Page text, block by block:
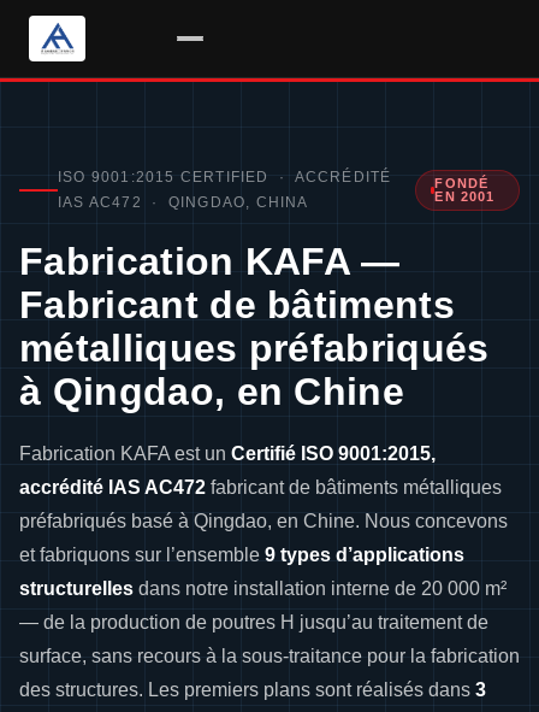
ISO 9001:2015 CERTIFIED · ACCRÉDITÉ
IAS AC472 · QINGDAO, CHINA
FONDÉ
EN 2001
Fabrication KAFA —
Fabricant de bâtiments
métalliques préfabriqués
à Qingdao, en Chine
Fabrication KAFA est un Certifié ISO 9001:2015,
accrédité IAS AC472 fabricant de bâtiments métalliques
préfabriqués basé à Qingdao, en Chine. Nous concevons
et fabriquons sur l’ensemble 9 types d’applications
structurelles dans notre installation interne de 20 000 m²
— de la production de poutres H jusqu’au traitement de
surface, sans recours à la sous-traitance pour la fabrication
des structures. Les premiers plans sont réalisés dans 3